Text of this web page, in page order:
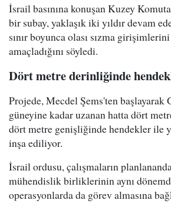
İsrail basınına konuşan Kuzey
bir subay, yaklaşık iki yıldır devam
sınır boyunca olası sızma
amaçladığını söyledi.
Dört metre derinliğinde
Projede, Mecdel Şems'ten başlayarak
güneyine kadar uzanan hatta dört
dört metre genişliğinde hendekler ile
inşa ediliyor.
İsrail ordusu, çalışmaların
mühendislik birliklerinin aynı
operasyonlarda da görev almasına